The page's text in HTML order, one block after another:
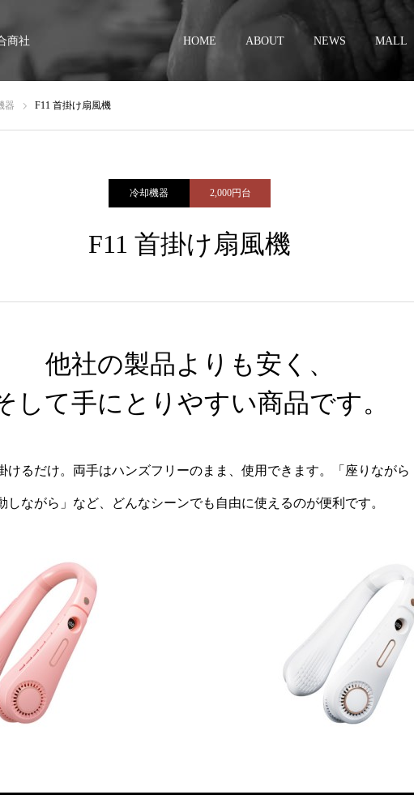
商社 HOME ABOUT NEWS MALL
器 F11 首掛け扇風機
冷却機器 2,000円台
F11 首掛け扇風機
他社の製品よりも安く、
して手にとりやすい商品です。
けるだけ。両手はハンズフリーのまま、使用できます。「座りながら
しながら」など、どんなシーンでも自由に使えるのが便利です。